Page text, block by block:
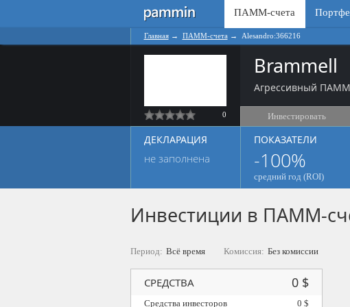
ПАММ-счета
Главная→ ПАММ-счета → Alesandro:366216
0
Brammell
Агрессивный
Инвестировать
ДЕКЛАРАЦИЯ
не заполнена
ПОКАЗАТЕЛИ
-100%
средний год (ROI)
Инвестиции в ПАММ-
Период: Всё время Комиссия: Без комиссии
СРЕДСТВА 0 $
Средства инвесторов
0 $